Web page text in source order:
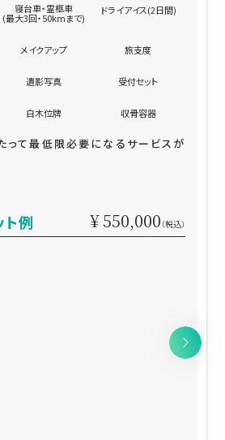
寝台車・霊柩車
(最大3回・50kmまで)
ドライアイス(2日間)
メイクアップ 旅支度
遺影写真 受付セット
白木位牌 収骨容器
って最低限必要になるサービスが
例 ¥ 550,000 （税込）